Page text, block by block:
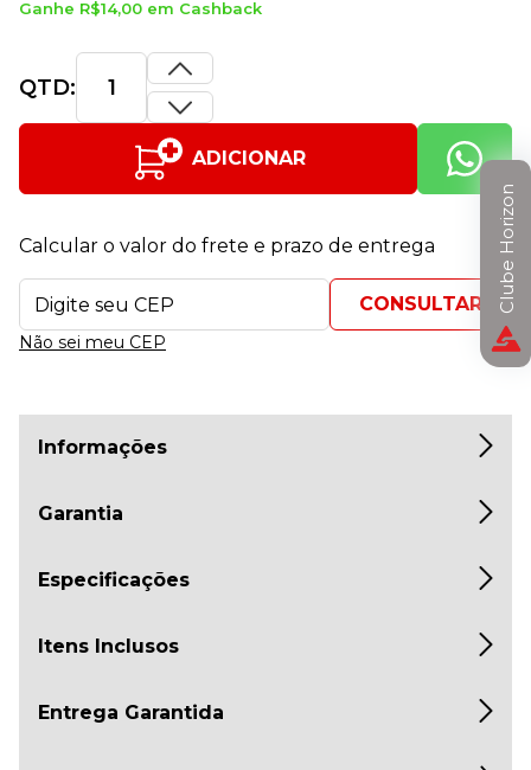
Ganhe R$14,00 em Cashback
QTD:
ADICIONAR
Calcular o valor do frete e prazo de entrega
Não sei meu CEP
Informações
Garantia
Especificações
Itens Inclusos
Entrega Garantida
Clube Horizon